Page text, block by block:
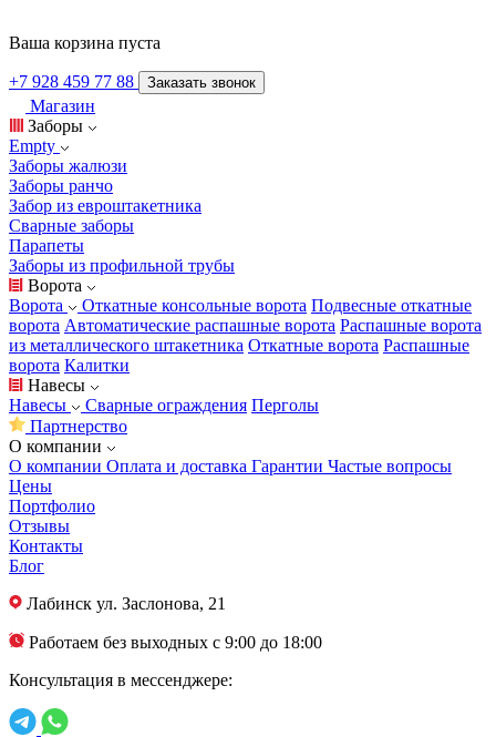
Ваша корзина пуста
+7 928 459 77 88 Заказать звонок
Магазин
Заборы
Empty
Заборы жалюзи
Заборы ранчо
Забор из евроштакетника
Сварные заборы
Парапеты
Заборы из профильной трубы
Ворота
Ворота
Откатные консольные ворота Подвесные откатные
ворота Автоматические распашные ворота Распашные ворота
из металлического штакетника Откатные ворота Распашные
ворота Калитки
Навесы
Навесы
Сварные ограждения Перголы
Партнерство
О компании
О компании Оплата и доставка Гарантии Частые вопросы
Цены
Портфолио
Отзывы
Контакты
Блог
Лабинск ул. Заслонова, 21
Работаем без выходных с 9:00 до 18:00
Консультация в мессенджере: